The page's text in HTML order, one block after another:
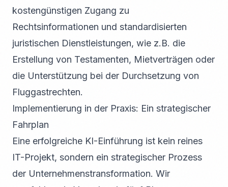
kostengünstigen Zugang zu
Rechtsinformationen und standardisierten
juristischen Dienstleistungen, wie z.B. die
Erstellung von Testamenten, Mietverträgen oder
die Unterstützung bei der Durchsetzung von
Fluggastrechten.
Implementierung in der Praxis: Ein strategischer
Fahrplan
Eine erfolgreiche KI-Einführung ist kein reines
IT-Projekt, sondern ein strategischer Prozess
der Unternehmenstransformation. Wir